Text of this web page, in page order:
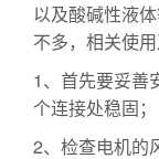
以及酸碱性液
不多，相关使
1、首先要妥善
个连接处稳固；
2、检查电机的